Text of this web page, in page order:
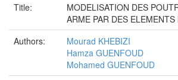
Title:
MODELISATION DES
ARME PAR DES
Authors:
Mourad KHEBIZI
Hamza GUENFOUD
Mohamed GUENFOUD